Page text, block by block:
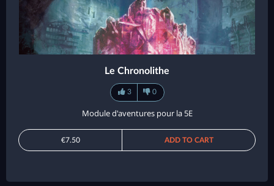
Le Chronolithe
3 0
Module d'aventures pour la 5E
€7.50 ADD TO CART